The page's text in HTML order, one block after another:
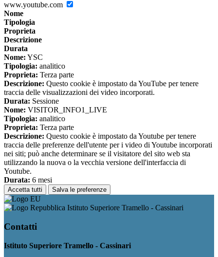
www.youtube.com
Nome
Tipologia
Proprieta
Descrizione
Durata
Nome: YSC
Tipologia: analitico
Proprieta: Terza parte
Descrizione: Questo cookie è impostato da YouTube per tenere
traccia delle visualizzazioni dei video incorporati.
Durata: Sessione
Nome: VISITOR_INFO1_LIVE
Tipologia: analitico
Proprieta: Terza parte
Descrizione: Questo cookie è impostato da Youtube per tenere
traccia delle preferenze dell'utente per i video di Youtube incorporati
nei siti; può anche determinare se il visitatore del sito web sta
utilizzando la nuova o la vecchia versione dell'interfaccia di
Youtube.
Durata: 6 mesi
Accetta tutti Salva le preferenze
Istituto Superiore Tramello - Cassinari
Contatti
Istituto Superiore Tramello - Cassinari